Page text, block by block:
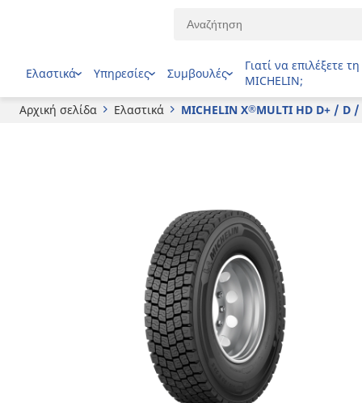
Ελαστικά Υπηρεσίες Συμβουλές
Γιατί να επιλέξετε τη
MICHELIN;
Αρχική σελίδα
Ελαστικά MICHELIN X®MULTI HD D+ / D /
MICHELIN MULTI HD D+ / D / Z